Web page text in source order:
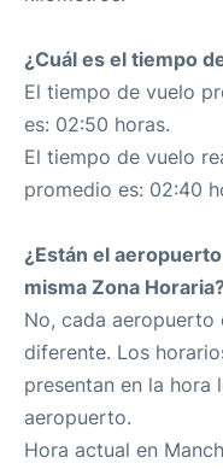
¿Cuál es el tiempo
El tiempo de vuelo
es: 02:50 horas.
El tiempo de vuelo
promedio es: 02:40
¿Están el
misma Zona
No, cada aeropuerto
diferente. Los
presentan en la hora
aeropuerto.
Hora actual en